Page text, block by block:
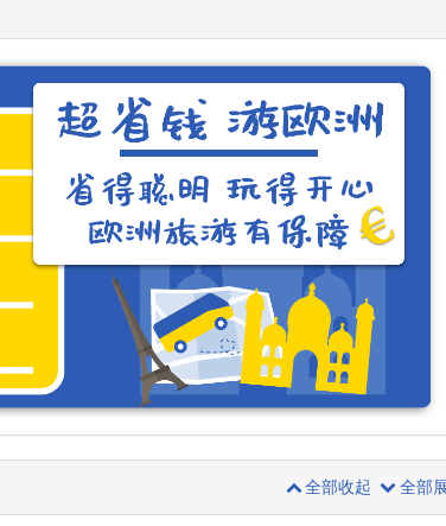
28 29
店房间。
若客人上团后更改不拼房，每晚
必须额外付 120 欧元